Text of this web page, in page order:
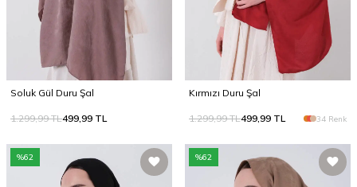
Soluk Gül Duru Şal
1.299,99TL499,99 TL
Kırmızı Duru Şal
1.299,99TL499,99 TL 34 Renk
%62 %62